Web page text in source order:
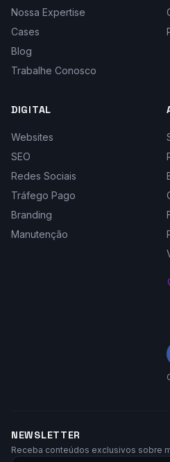
Nossa Expertise
Cases
Blog
Trabalhe Conosco
DIGITAL
Websites
SEO
Redes Sociais
Tráfego Pago
Branding
Manutenção
NEWSLETTER
Receba conteúdos exclusivos sobre